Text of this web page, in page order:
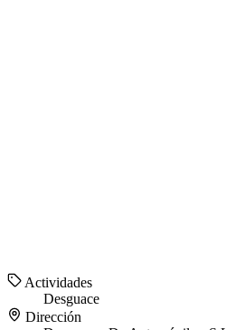
Actividades
Desguace
Dirección